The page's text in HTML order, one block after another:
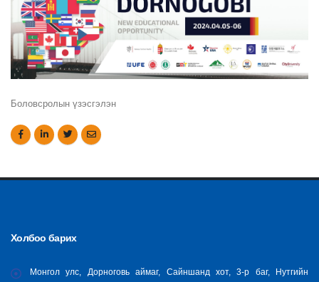
Боловсролын үзэсгэлэн
Холбоо барих
Монгол улс, Дорноговь аймаг, Сайншанд хот, 3-р баг, Нутгийн